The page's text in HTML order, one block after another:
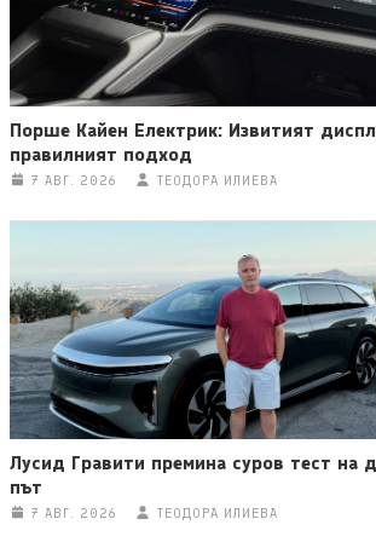
Порше Кайен Електрик: Извитият
правилният подход
7 АВГ. 2026 ТЕОДОРА ИЛИЕВА
Лусид Гравити премина суров тест на
път
7 АВГ. 2026 ТЕОДОРА ИЛИЕВА